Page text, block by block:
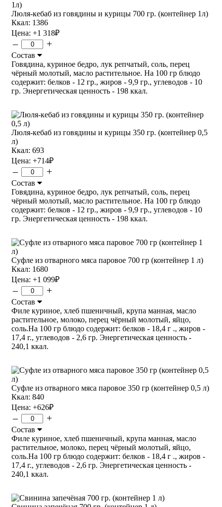
Люля-кебаб из говядины и курицы 700 гр. (контейнер 1л)
Ккал: 1386
Цена: +1 318₽
– +
Состав
Говядина, куриное бедро, лук репчатый, соль, перец
чёрный молотый, масло растительное. На 100 гр блюдо
содержит: белков - 12 гр., жиров - 9,9 гр., углеводов - 10
гр. Энергетическая ценность - 198 ккал.
Люля-кебаб из говядины и курицы 350 гр. (контейнер 0,5
л)
Ккал: 693
Цена: +714₽
– +
Состав
Говядина, куриное бедро, лук репчатый, соль, перец
чёрный молотый, масло растительное. На 100 гр блюдо
содержит: белков - 12 гр., жиров - 9,9 гр., углеводов - 10
гр. Энергетическая ценность - 198 ккал.
Суфле из отварного мяса паровое 700 гр (контейнер 1 л)
Ккал: 1680
Цена: +1 099₽
– +
Состав
Филе куриное, хлеб пшеничный, крупа манная, масло
растительное, молоко, перец чёрный молотый, яйцо,
соль.На 100 гр блюдо содержит: белков - 18,4 г ., жиров -
17,4 г., углеводов - 2,6 гр. Энергетическая ценность -
240,1 ккал.
Суфле из отварного мяса паровое 350 гр (контейнер 0,5 л)
Ккал: 840
Цена: +626₽
– +
Состав
Филе куриное, хлеб пшеничный, крупа манная, масло
растительное, молоко, перец чёрный молотый, яйцо,
соль.На 100 гр блюдо содержит: белков - 18,4 г ., жиров -
17,4 г., углеводов - 2,6 гр. Энергетическая ценность -
240,1 ккал.